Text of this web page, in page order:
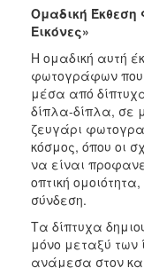
Ομαδική
Εικόνες»
Η ομαδική αυτή
φωτογράφων που
μέσα από
δίπλα-δίπλα, σε
ζευγάρι
κόσμος, όπου οι
να είναι
οπτική
σύνδεση.
Τα δίπτυχα
μόνο μεταξύ των
ανάμεσα στον